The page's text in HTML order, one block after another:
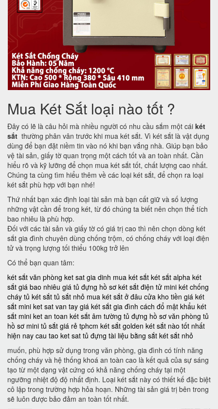
Mua Két Sắt loại nào tốt ?
Đây có lẽ là câu hỏi mà nhiều người có nhu cầu sắm một cái két
sắt thường phân vân trước khi mua két sắt. Vì két sắt là vật dụng
dùng để bạn đặt niềm tin vào nó khi bạn vắng nhà. Giúp bạn bảo
vệ tài sản, giấy tờ quan trọng một cách tốt và an toàn nhất. Cần
hiểu rõ và kỹ lưỡng để chọn mua két sắt tốt, chất lượng cao nhất.
Chúng ta cùng tìm hiểu thêm về các loại két sắt, để chọn ra loại
két sắt phù hợp với bạn nhé!
Thứ nhất bạn xác định loại tài sản mà bạn cất giữ và số lượng
những vật cần để trong két, từ đó chúng ta biết nên chọn thể tích
bao nhiêu là phù hợp.
Đối với các tài sản và giấy tờ có giá trị cao thì nên chọn dòng két
sắt gia đình chuyên dùng chống trộm, có chống cháy với loại điện
tử và trọng lượng tối thiểu 100kg trở lên
Có thể bạn quan tâm:
két sắt văn phòng ket sat gia dinh mua két sắt két sắt alpha két
sắt giá bao nhiêu giá tủ đựng hồ sơ két sắt điện tử mini két chống
cháy tủ két sắt tủ sắt nhỏ mua két sắt ở đâu cửa kho tiền giá két
sắt mini ket sat van tay giá két sắt gia đình cách đổ mật khẩu két
sắt mini ket an toan két sắt âm tường tủ đựng hồ sơ văn phòng tủ
hồ sơ mini tủ sắt giá rẻ tphcm két sắt golden két sắt nào tốt nhất
hiện nay cau tao ket sat tủ đựng tài liệu bằng sắt két sắt nhỏ
muốn, phù hợp sử dụng trong văn phòng, gia đình có tính năng
chống cháy và hệ thống khoá an toàn cao là kết quả của sự sáng
tạo từ một dạng vật cứng có khả năng chống cháy tại một
ngưỡng nhiệt độ độ nhất định. Loại két sắt này có thiết kế đặc biệt
cô lập trong trường hợp hỏa hoạn. Những tài sản giá trị bên trong
sẽ luôn được bảo đảm an toàn tốt nhất.